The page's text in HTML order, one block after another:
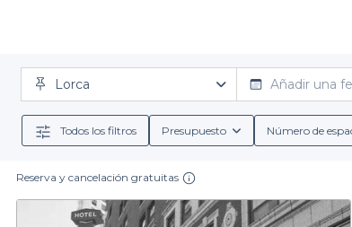
ConPrivateaser, la planificación de tu
en
, cada uno con características
espacios más informales para fiestas de
aperitivos, platos principales y una variedad
Lorca Añadir una
Todos los filtros Presupuesto Número de
Reserva y cancelación gratuitas